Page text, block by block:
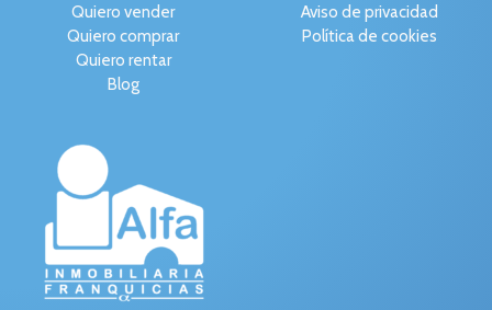
Quiero vender
Quiero comprar
Quiero rentar
Blog
Aviso de privacidad
Política de cookies